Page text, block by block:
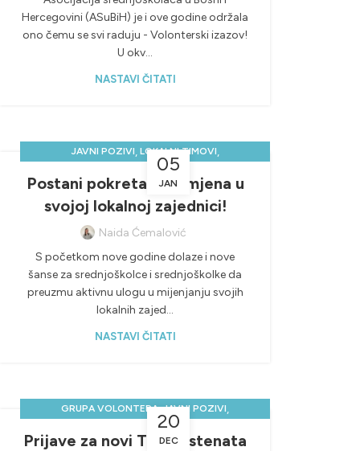
Hercegovini (ASuBiH) je i ove godine održala
ono čemu se svi raduju - Volonterski izazov!
U okv...
NASTAVI ČITATI
05
JAN
JAVNI POZIVI, LOKALNI TIMOVI,
NOVOSTI & PROJEKTI
Postani pokretač promjena u
svojoj lokalnoj zajednici!
Naida Ćemalović
S početkom nove godine dolaze i nove
šanse za srednjoškolce i srednjoškolke da
preuzmu aktivnu ulogu u mijenjanju svojih
lokalnih zajed...
NASTAVI ČITATI
20
DEC
GRUPA VOLONTERA,JAVNI POZIVI,
NOVOSTI & PROJEKTI
Prijave za novi Tim asistenata